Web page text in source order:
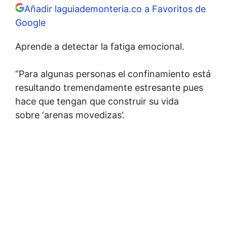
Añadir laguiademonteria.co a Favoritos de
Google
Aprende a detectar la fatiga emocional.
“Para algunas personas el confinamiento está
resultando tremendamente estresante pues
hace que tengan que construir su vida
sobre ‘arenas movedizas’.